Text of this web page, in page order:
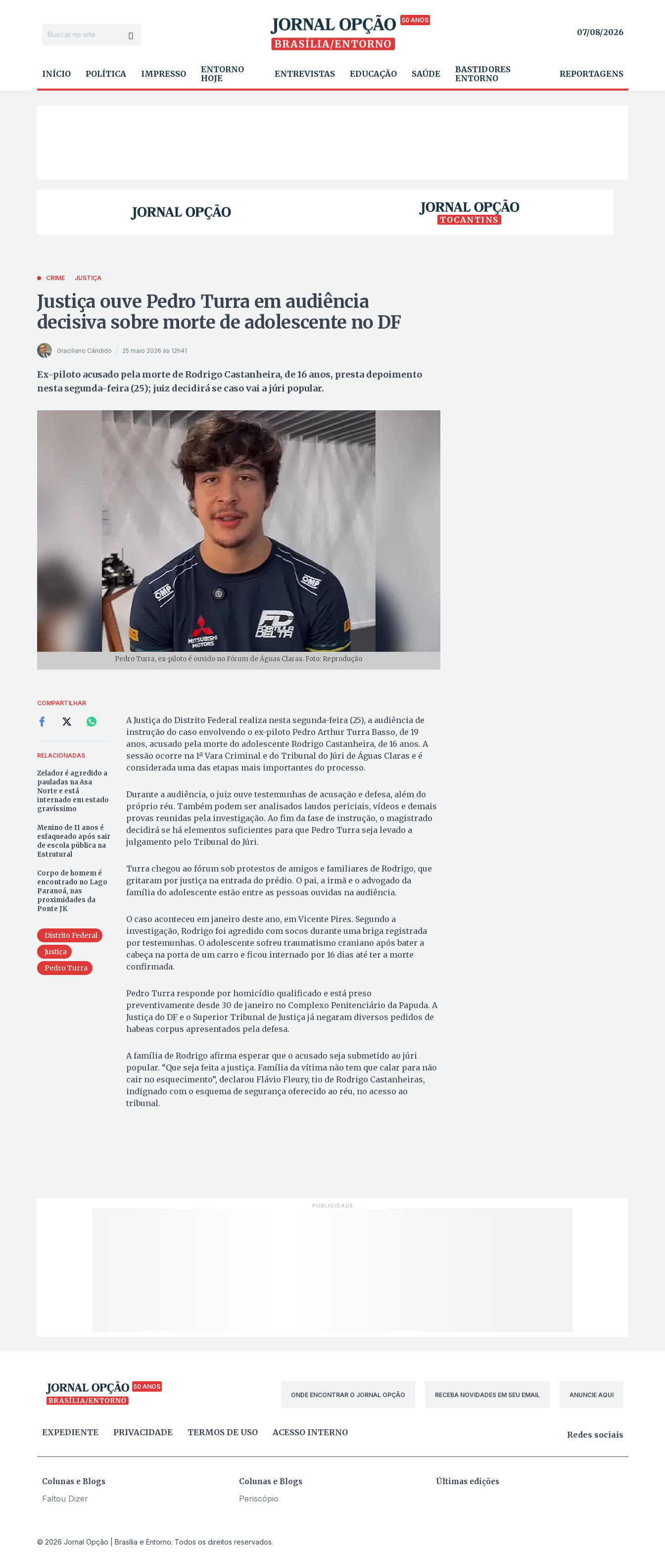
50 ANOS
07/08/2026
INÍCIO POLÍTICA IMPRESSO
ENTORNO
HOJE
ENTREVISTAS EDUCAÇÃO SAÚDE
BASTIDORES
ENTORNO
REPORTAGENS
TOCANTINS
CRIME JUSTIÇA
Justiça ouve Pedro Turra em audiência
decisiva sobre morte de adolescente no DF
Graciliano Cândido 25 maio 2026 às 12h41
Ex-piloto acusado pela morte de Rodrigo Castanheira, de 16 anos, presta depoimento
nesta segunda-feira (25); juiz decidirá se caso vai a júri popular.
Pedro Turra, ex-piloto é ouvido no Fórum de Águas Claras. Foto: Reprodução
COMPARTILHAR
RELACIONADAS
Zelador é agredido a
pauladas na Asa
Norte e está
internado em estado
gravíssimo
Menino de 11 anos é
esfaqueado após sair
de escola pública na
Estrutural
Corpo de homem é
encontrado no Lago
Paranoá, nas
proximidades da
Ponte JK
Distrito Federal
Justiça
Pedro Turra
A Justiça do Distrito Federal realiza nesta segunda-feira (25), a audiência de
instrução do caso envolvendo o ex-piloto Pedro Arthur Turra Basso, de 19
anos, acusado pela morte do adolescente Rodrigo Castanheira, de 16 anos. A
sessão ocorre na 1ª Vara Criminal e do Tribunal do Júri de Águas Claras e é
considerada uma das etapas mais importantes do processo.
Durante a audiência, o juiz ouve testemunhas de acusação e defesa, além do
próprio réu. Também podem ser analisados laudos periciais, vídeos e demais
provas reunidas pela investigação. Ao fim da fase de instrução, o magistrado
decidirá se há elementos suficientes para que Pedro Turra seja levado a
julgamento pelo Tribunal do Júri.
Turra chegou ao fórum sob protestos de amigos e familiares de Rodrigo, que
gritaram por justiça na entrada do prédio. O pai, a irmã e o advogado da
família do adolescente estão entre as pessoas ouvidas na audiência.
O caso aconteceu em janeiro deste ano, em Vicente Pires. Segundo a
investigação, Rodrigo foi agredido com socos durante uma briga registrada
por testemunhas. O adolescente sofreu traumatismo craniano após bater a
cabeça na porta de um carro e ficou internado por 16 dias até ter a morte
confirmada.
Pedro Turra responde por homicídio qualificado e está preso
preventivamente desde 30 de janeiro no Complexo Penitenciário da Papuda. A
Justiça do DF e o Superior Tribunal de Justiça já negaram diversos pedidos de
habeas corpus apresentados pela defesa.
A família de Rodrigo afirma esperar que o acusado seja submetido ao júri
popular. “Que seja feita a justiça. Família da vítima não tem que calar para não
cair no esquecimento”, declarou Flávio Fleury, tio de Rodrigo Castanheiras,
indignado com o esquema de segurança oferecido ao réu, no acesso ao
tribunal.
50 ANOS
ONDE ENCONTRAR O JORNAL OPÇÃO
RECEBA NOVIDADES EM SEU EMAIL ANUNCIE AQUI
EXPEDIENTE PRIVACIDADE TERMOS DE USO ACESSO INTERNO Redes sociais
Colunas e Blogs
Faltou Dizer
Colunas e Blogs
Periscópio
Últimas edições
© 2026 Jornal Opção | Brasília e Entorno. Todos os direitos reservados.